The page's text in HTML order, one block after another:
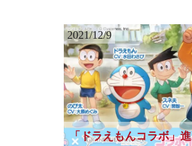
わせる方法
2021/12/9
「ドラえもんコラボ」進